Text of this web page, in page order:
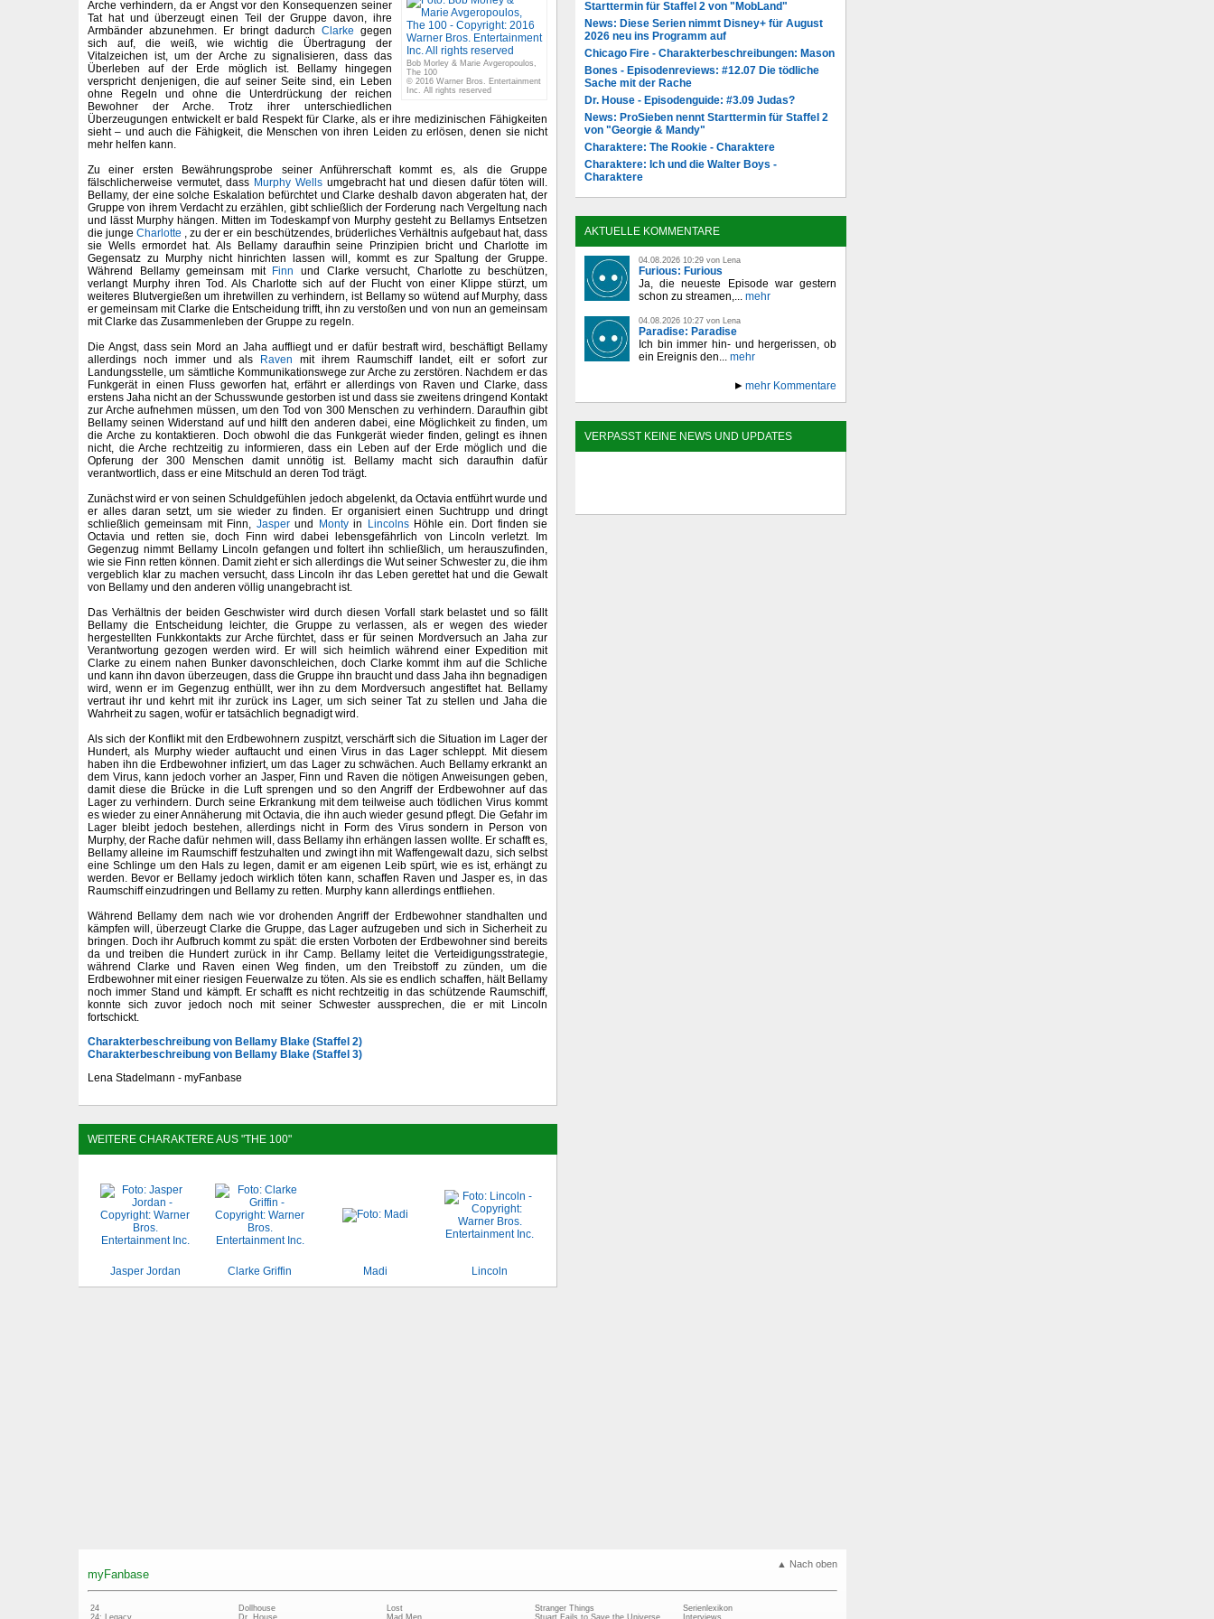
Bob Morley & Marie Avgeropoulos,
The 100
© 2016 Warner Bros. Entertainment
Inc. All rights reserved
Arche verhindern, da er Angst vor den Konsequenzen seiner
Tat hat und überzeugt einen Teil der Gruppe davon, ihre
Armbänder abzunehmen. Er bringt dadurch Clarke gegen
sich auf, die weiß, wie wichtig die Übertragung der
Vitalzeichen ist, um der Arche zu signalisieren, dass das
Überleben auf der Erde möglich ist. Bellamy hingegen
verspricht denjenigen, die auf seiner Seite sind, ein Leben
ohne Regeln und ohne die Unterdrückung der reichen
Bewohner der Arche. Trotz ihrer unterschiedlichen
Überzeugungen entwickelt er bald Respekt für Clarke, als er ihre medizinischen Fähigkeiten
sieht – und auch die Fähigkeit, die Menschen von ihren Leiden zu erlösen, denen sie nicht
mehr helfen kann.
Zu einer ersten Bewährungsprobe seiner Anführerschaft kommt es, als die Gruppe
fälschlicherweise vermutet, dass Murphy Wellsumgebracht hat und diesen dafür töten will.
Bellamy, der eine solche Eskalation befürchtet und Clarke deshalb davon abgeraten hat, der
Gruppe von ihrem Verdacht zu erzählen, gibt schließlich der Forderung nach Vergeltung nach
und lässt Murphy hängen. Mitten im Todeskampf von Murphy gesteht zu Bellamys Entsetzen
die jungeCharlotte , zu der er ein beschützendes, brüderliches Verhältnis aufgebaut hat, dass
sie Wells ermordet hat. Als Bellamy daraufhin seine Prinzipien bricht und Charlotte im
Gegensatz zu Murphy nicht hinrichten lassen will, kommt es zur Spaltung der Gruppe.
Während Bellamy gemeinsam mit Finn
und Clarke versucht, Charlotte zu beschützen,
verlangt Murphy ihren Tod. Als Charlotte sich auf der Flucht von einer Klippe stürzt, um
weiteres Blutvergießen um ihretwillen zu verhindern, ist Bellamy so wütend auf Murphy, dass
er gemeinsam mit Clarke die Entscheidung trifft, ihn zu verstoßen und von nun an gemeinsam
mit Clarke das Zusammenleben der Gruppe zu regeln.
Die Angst, dass sein Mord an Jaha auffliegt und er dafür bestraft wird, beschäftigt Bellamy
allerdings noch immer und als
Raven mit ihrem Raumschiff landet, eilt er sofort zur
Landungsstelle, um sämtliche Kommunikationswege zur Arche zu zerstören. Nachdem er das
Funkgerät in einen Fluss geworfen hat, erfährt er allerdings von Raven und Clarke, dass
erstens Jaha nicht an der Schusswunde gestorben ist und dass sie zweitens dringend Kontakt
zur Arche aufnehmen müssen, um den Tod von 300 Menschen zu verhindern. Daraufhin gibt
Bellamy seinen Widerstand auf und hilft den anderen dabei, eine Möglichkeit zu finden, um
die Arche zu kontaktieren. Doch obwohl die das Funkgerät wieder finden, gelingt es ihnen
nicht, die Arche rechtzeitig zu informieren, dass ein Leben auf der Erde möglich und die
Opferung der 300 Menschen damit unnötig ist. Bellamy macht sich daraufhin dafür
verantwortlich, dass er eine Mitschuld an deren Tod trägt.
Zunächst wird er von seinen Schuldgefühlen jedoch abgelenkt, da Octavia entführt wurde und
er alles daran setzt, um sie wieder zu finden. Er organisiert einen Suchtrupp und dringt
schließlich gemeinsam mit Finn, Jasperund Montyin LincolnsHöhle ein. Dort finden sie
Octavia und retten sie, doch Finn wird dabei lebensgefährlich von Lincoln verletzt. Im
Gegenzug nimmt Bellamy Lincoln gefangen und foltert ihn schließlich, um herauszufinden,
wie sie Finn retten können. Damit zieht er sich allerdings die Wut seiner Schwester zu, die ihm
vergeblich klar zu machen versucht, dass Lincoln ihr das Leben gerettet hat und die Gewalt
von Bellamy und den anderen völlig unangebracht ist.
Das Verhältnis der beiden Geschwister wird durch diesen Vorfall stark belastet und so fällt
Bellamy die Entscheidung leichter, die Gruppe zu verlassen, als er wegen des wieder
hergestellten Funkkontakts zur Arche fürchtet, dass er für seinen Mordversuch an Jaha zur
Verantwortung gezogen werden wird. Er will sich heimlich während einer Expedition mit
Clarke zu einem nahen Bunker davonschleichen, doch Clarke kommt ihm auf die Schliche
und kann ihn davon überzeugen, dass die Gruppe ihn braucht und dass Jaha ihn begnadigen
wird, wenn er im Gegenzug enthüllt, wer ihn zu dem Mordversuch angestiftet hat. Bellamy
vertraut ihr und kehrt mit ihr zurück ins Lager, um sich seiner Tat zu stellen und Jaha die
Wahrheit zu sagen, wofür er tatsächlich begnadigt wird.
Als sich der Konflikt mit den Erdbewohnern zuspitzt, verschärft sich die Situation im Lager der
Hundert, als Murphy wieder auftaucht und einen Virus in das Lager schleppt. Mit diesem
haben ihn die Erdbewohner infiziert, um das Lager zu schwächen. Auch Bellamy erkrankt an
dem Virus, kann jedoch vorher an Jasper, Finn und Raven die nötigen Anweisungen geben,
damit diese die Brücke in die Luft sprengen und so den Angriff der Erdbewohner auf das
Lager zu verhindern. Durch seine Erkrankung mit dem teilweise auch tödlichen Virus kommt
es wieder zu einer Annäherung mit Octavia, die ihn auch wieder gesund pflegt. Die Gefahr im
Lager bleibt jedoch bestehen, allerdings nicht in Form des Virus sondern in Person von
Murphy, der Rache dafür nehmen will, dass Bellamy ihn erhängen lassen wollte. Er schafft es,
Bellamy alleine im Raumschiff festzuhalten und zwingt ihn mit Waffengewalt dazu, sich selbst
eine Schlinge um den Hals zu legen, damit er am eigenen Leib spürt, wie es ist, erhängt zu
werden. Bevor er Bellamy jedoch wirklich töten kann, schaffen Raven und Jasper es, in das
Raumschiff einzudringen und Bellamy zu retten. Murphy kann allerdings entfliehen.
Während Bellamy dem nach wie vor drohenden Angriff der Erdbewohner standhalten und
kämpfen will, überzeugt Clarke die Gruppe, das Lager aufzugeben und sich in Sicherheit zu
bringen. Doch ihr Aufbruch kommt zu spät: die ersten Vorboten der Erdbewohner sind bereits
da und treiben die Hundert zurück in ihr Camp. Bellamy leitet die Verteidigungsstrategie,
während Clarke und Raven einen Weg finden, um den Treibstoff zu zünden, um die
Erdbewohner mit einer riesigen Feuerwalze zu töten. Als sie es endlich schaffen, hält Bellamy
noch immer Stand und kämpft. Er schafft es nicht rechtzeitig in das schützende Raumschiff,
konnte sich zuvor jedoch noch mit seiner Schwester aussprechen, die er mit Lincoln
fortschickt.
Charakterbeschreibung von Bellamy Blake (Staffel 2)
Charakterbeschreibung von Bellamy Blake (Staffel 3)
Lena Stadelmann - myFanbase
WEITERE CHARAKTERE AUS "THE 100"
Jasper Jordan Clarke Griffin Madi Lincoln
Starttermin für Staffel 2 von "MobLand"
News: Diese Serien nimmt Disney+ für August
2026 neu ins Programm auf
Chicago Fire - Charakterbeschreibungen: Mason
Bones - Episodenreviews: #12.07 Die tödliche
Sache mit der Rache
Dr. House - Episodenguide: #3.09 Judas?
News: ProSieben nennt Starttermin für Staffel 2
von "Georgie & Mandy"
Charaktere: The Rookie - Charaktere
Charaktere: Ich und die Walter Boys -
Charaktere
AKTUELLE KOMMENTARE
04.08.2026 10:29 von Lena
Furious: Furious
Ja, die neueste Episode war gestern
schon zu streamen,... mehr
04.08.2026 10:27 von Lena
Paradise: Paradise
Ich bin immer hin- und hergerissen, ob
ein Ereignis den... mehr
mehr Kommentare
VERPASST KEINE NEWS UND UPDATES
▲ Nach oben
myFanbase
24
Dollhouse
Lost
Stranger Things
Serienlexikon